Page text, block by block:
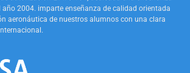
año 2004. imparte enseñanza de calidad orientada
aeronáutica de nuestros alumnos con una clara